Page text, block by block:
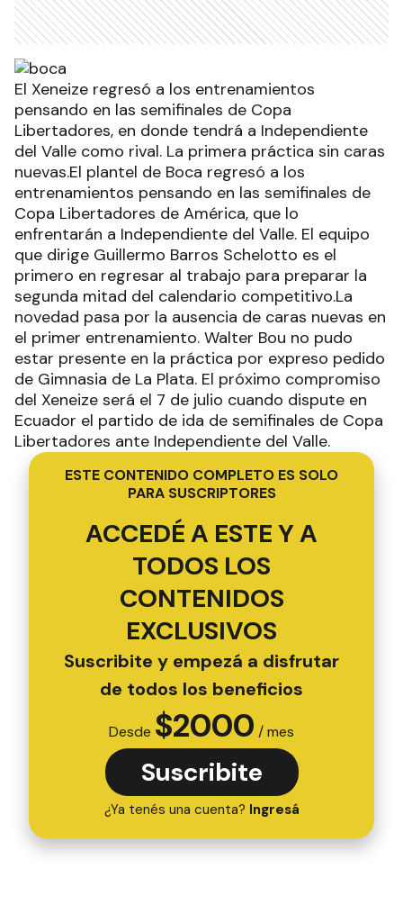
El Xeneize regresó a los entrenamientos
pensando en las semifinales de Copa
Libertadores, en donde tendrá a Independiente
del Valle como rival. La primera práctica sin caras
nuevas.El plantel de Boca regresó a los
entrenamientos pensando en las semifinales de
Copa Libertadores de América, que lo
enfrentarán a Independiente del Valle. El equipo
que dirige Guillermo Barros Schelotto es el
primero en regresar al trabajo para preparar la
segunda mitad del calendario competitivo.La
novedad pasa por la ausencia de caras nuevas en
el primer entrenamiento. Walter Bou no pudo
estar presente en la práctica por expreso pedido
de Gimnasia de La Plata. El próximo compromiso
del Xeneize será el 7 de julio cuando dispute en
Ecuador el partido de ida de semifinales de Copa
Libertadores ante Independiente del Valle.
ESTE CONTENIDO COMPLETO ES SOLO
PARA SUSCRIPTORES
ACCEDÉ A ESTE Y A
TODOS LOS
CONTENIDOS
EXCLUSIVOS
Suscribite y empezá a disfrutar
de todos los beneficios
Desde $2000 / mes
Suscribite
¿Ya tenés una cuenta? Ingresá